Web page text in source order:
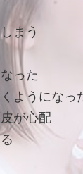
まう
った
ようになっ
が心配